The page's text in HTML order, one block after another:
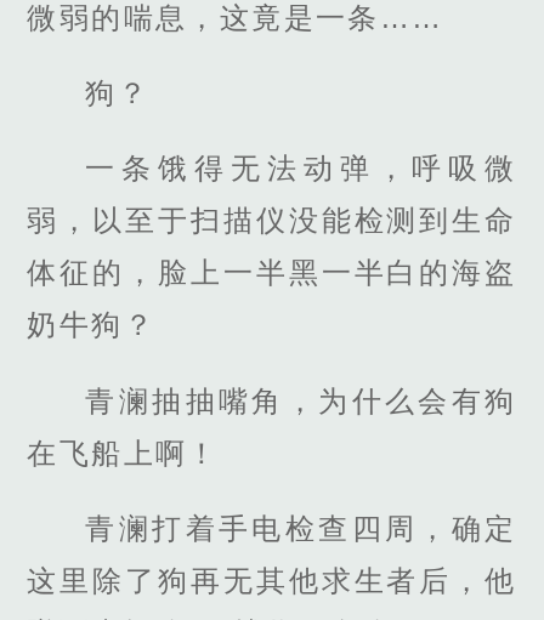
微弱的喘息，这竟是一条……
狗？
一条饿得无法动弹，呼吸微
弱，以至于扫描仪没能检测到生命
体征的，脸上一半黑一半白的海盗
奶牛狗？
青澜抽抽嘴角，为什么会有狗
在飞船上啊！
青澜打着手电检查四周，确定
这里除了狗再无其他求生者后，他